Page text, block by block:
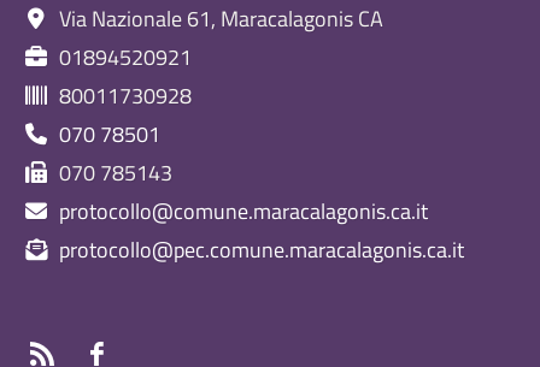
Via Nazionale 61, Maracalagonis CA
01894520921
80011730928
070 78501
070 785143
protocollo@comune.maracalagonis.ca.it
protocollo@pec.comune.maracalagonis.ca.it